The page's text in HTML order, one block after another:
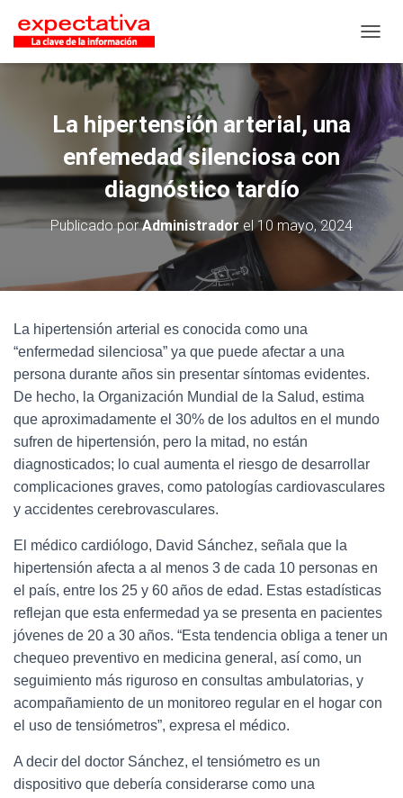
La hipertensión arterial, una
enfemedad silenciosa con
diagnóstico tardío
Publicado porAdministrador el10 mayo, 2024
La hipertensión arterial es conocida como una
“enfermedad silenciosa” ya que puede afectar a una
persona durante años sin presentar síntomas evidentes.
De hecho, la Organización Mundial de la Salud, estima
que aproximadamente el 30% de los adultos en el mundo
sufren de hipertensión, pero la mitad, no están
diagnosticados; lo cual aumenta el riesgo de desarrollar
complicaciones graves, como patologías cardiovasculares
y accidentes cerebrovasculares.
El médico cardiólogo, David Sánchez, señala que la
hipertensión afecta a al menos 3 de cada 10 personas en
el país, entre los 25 y 60 años de edad. Estas estadísticas
reflejan que esta enfermedad ya se presenta en pacientes
jóvenes de 20 a 30 años. “Esta tendencia obliga a tener un
chequeo preventivo en medicina general, así como, un
seguimiento más riguroso en consultas ambulatorias, y
acompañamiento de un monitoreo regular en el hogar con
el uso de tensiómetros”, expresa el médico.
A decir del doctor Sánchez, el tensiómetro es un
dispositivo que debería considerarse como una